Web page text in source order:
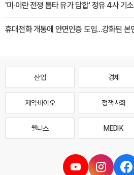
'미·이란 전쟁 틈타 유가 담합' 정유 4사 기
휴대전화 개통에 안면인증 도입...강화된 본
산업 경제
제약·바이오 정책·사회
웰니스 MEDI·K